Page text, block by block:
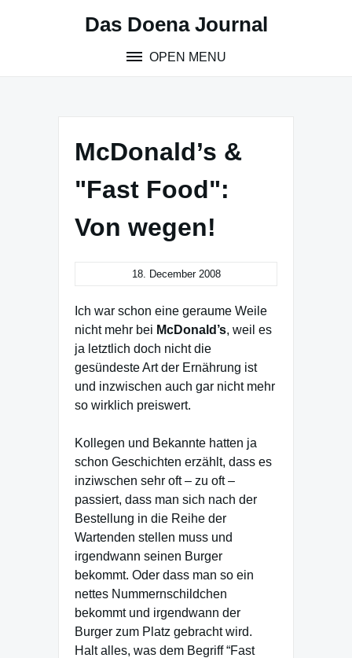
Das Doena Journal
OPEN MENU
McDonald’s &
"Fast Food":
Von wegen!
18. December 2008
Ich war schon eine geraume Weile
nicht mehr bei McDonald’s, weil es
ja letztlich doch nicht die
gesündeste Art der Ernährung ist
und inzwischen auch gar nicht mehr
so wirklich preiswert.
Kollegen und Bekannte hatten ja
schon Geschichten erzählt, dass es
inziwschen sehr oft – zu oft –
passiert, dass man sich nach der
Bestellung in die Reihe der
Wartenden stellen muss und
irgendwann seinen Burger
bekommt. Oder dass man so ein
nettes Nummernschildchen
bekommt und irgendwann der
Burger zum Platz gebracht wird.
Halt alles, was dem Begriff “Fast